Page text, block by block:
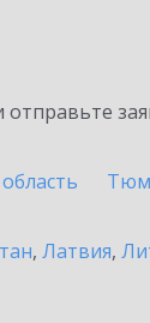
, Латвия,